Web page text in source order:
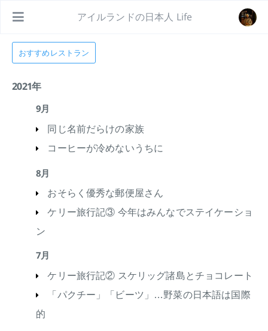
アイルランドの日本人 Life
おすすめレストラン
2021年
9月
同じ名前だらけの家族
コーヒーが冷めないうちに
8月
おそらく優秀な郵便屋さん
ケリー旅行記③ 今年はみんなでステイケーショ
ン
7月
ケリー旅行記② スケリッグ諸島とチョコレート
「パクチー」「ビーツ」…野菜の日本語は国際
的